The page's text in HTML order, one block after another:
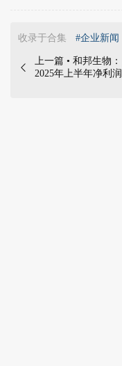
收录于合集 #企业新闻

上一篇 • 和邦生物：
2025年上半年净利润